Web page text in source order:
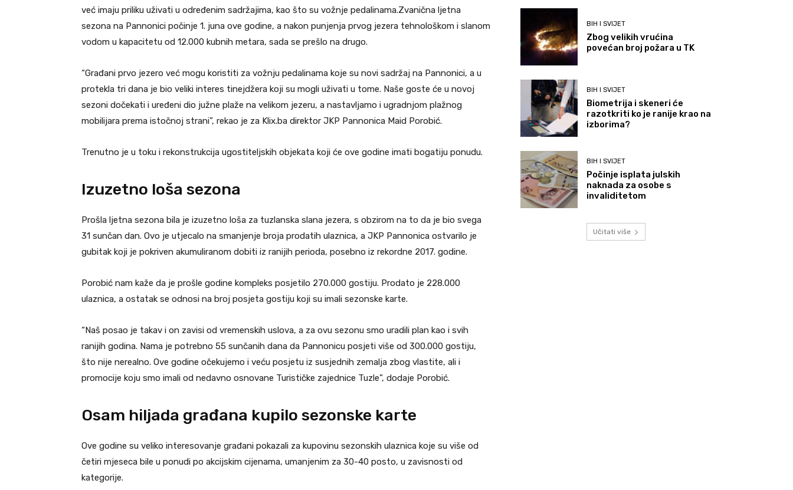
već imaju priliku uživati u određenim sadržajima, kao što su vožnje pedalinama.Zvanična ljetna
sezona na Pannonici počinje 1. juna ove godine, a nakon punjenja prvog jezera tehnološkom i slanom
vodom u kapacitetu od 12.000 kubnih metara, sada se prešlo na drugo.
“Građani prvo jezero već mogu koristiti za vožnju pedalinama koje su novi sadržaj na Pannonici, a u
protekla tri dana je bio veliki interes tinejdžera koji su mogli uživati u tome. Naše goste će u novoj
sezoni dočekati i uređeni dio južne plaže na velikom jezeru, a nastavljamo i ugradnjom plažnog
mobilijara prema istočnoj strani”, rekao je za Klix.ba direktor JKP Pannonica Maid Porobić.
Trenutno je u toku i rekonstrukcija ugostiteljskih objekata koji će ove godine imati bogatiju ponudu.
Izuzetno loša sezona
Prošla ljetna sezona bila je izuzetno loša za tuzlanska slana jezera, s obzirom na to da je bio svega
31 sunčan dan. Ovo je utjecalo na smanjenje broja prodatih ulaznica, a JKP Pannonica ostvarilo je
gubitak koji je pokriven akumuliranom dobiti iz ranijih perioda, posebno iz rekordne 2017. godine.
Porobić nam kaže da je prošle godine kompleks posjetilo 270.000 gostiju. Prodato je 228.000
ulaznica, a ostatak se odnosi na broj posjeta gostiju koji su imali sezonske karte.
“Naš posao je takav i on zavisi od vremenskih uslova, a za ovu sezonu smo uradili plan kao i svih
ranijih godina. Nama je potrebno 55 sunčanih dana da Pannonicu posjeti više od 300.000 gostiju,
što nije nerealno. Ove godine očekujemo i veću posjetu iz susjednih zemalja zbog vlastite, ali i
promocije koju smo imali od nedavno osnovane Turističke zajednice Tuzle”, dodaje Porobić.
Osam hiljada građana kupilo sezonske karte
Ove godine su veliko interesovanje građani pokazali za kupovinu sezonskih ulaznica koje su više od
četiri mjeseca bile u ponudi po akcijskim cijenama, umanjenim za 30-40 posto, u zavisnosti od
kategorije.
BIH I SVIJET
Zbog velikih vrućina
povećan broj požara u TK
BIH I SVIJET
Biometrija i skeneri će
razotkriti ko je ranije krao na
izborima?
BIH I SVIJET
Počinje isplata julskih
naknada za osobe s
invaliditetom
Učitati više